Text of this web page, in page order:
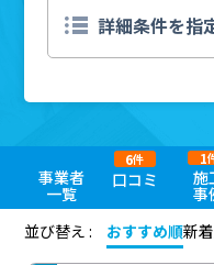
事業者
一覧
口コミ
6件
施
事
1
並び替え :
おすすめ順新